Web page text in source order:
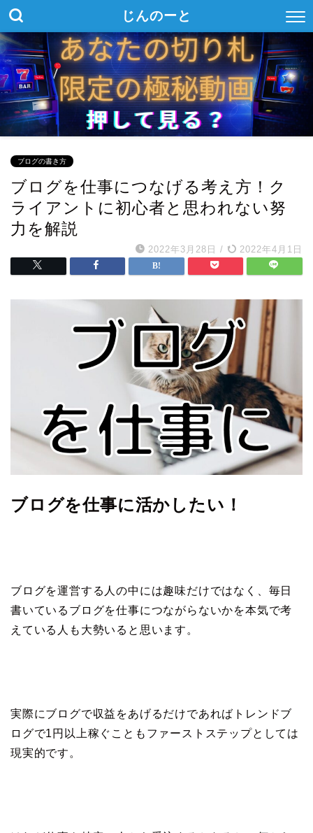
じんのーと
ブログの書き方
ブログを仕事につなげる考え方！ク
ライアントに初心者と思われない努
力を解説
2022年3月28日 / 2022年4月1日
ブログを仕事に活かしたい！
ブログを運営する人の中には趣味だけではなく、毎日
書いているブログを仕事につながらないかを本気で考
えている人も大勢いると思います。
実際にブログで収益をあげるだけであればトレンドブ
ログで1円以上稼ぐこともファーストステップとしては
現実的です。